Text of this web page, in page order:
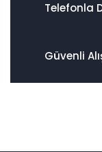
Telefonla
Güvenli